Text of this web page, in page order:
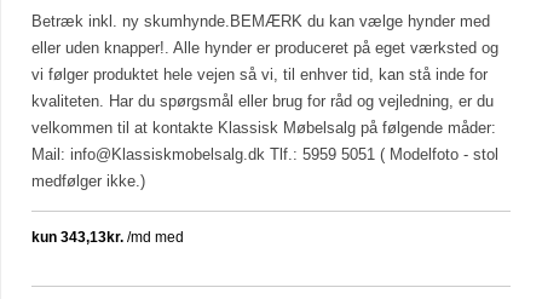
Betræk inkl. ny skumhynde.BEMÆRK du kan vælge hynder med
eller uden knapper!. Alle hynder er produceret på eget værksted og
vi følger produktet hele vejen så vi, til enhver tid, kan stå inde for
kvaliteten. Har du spørgsmål eller brug for råd og vejledning, er du
velkommen til at kontakte Klassisk Møbelsalg på følgende måder:
Mail: info@Klassiskmobelsalg.dk Tlf.: 5959 5051 ( Modelfoto - stol
medfølger ikke.)